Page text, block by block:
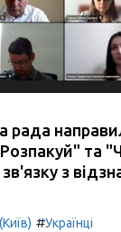
рада
та
з
#Українці